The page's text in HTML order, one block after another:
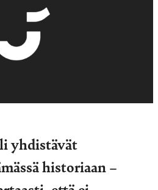
yhdistävät
historiaan –